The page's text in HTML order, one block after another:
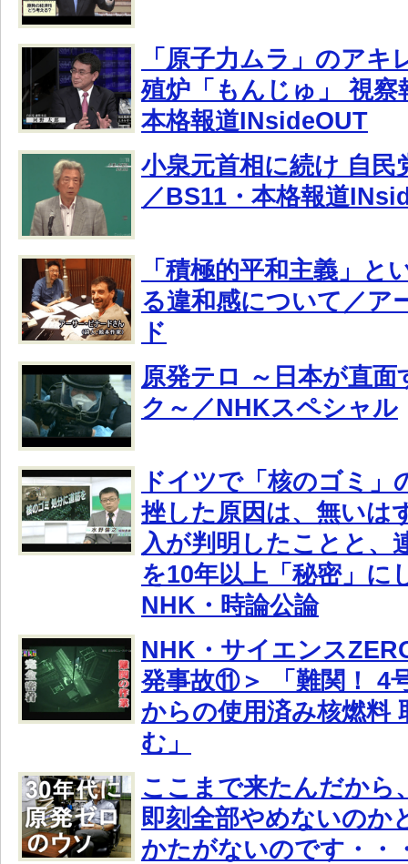
「原子力ムラ」のアキ
殖炉「もんじゅ」 視察
本格報道INsideOUT
小泉元首相に続け 自民
／BS11・本格報道
「積極的平和主義」と
る違和感について／ア
ド
原発テロ ～日本が直
ク～／NHKスペシャル
ドイツで「核のゴミ」
挫した原因は、無いは
入が判明したことと、
を10年以上「秘密」に
NHK・時論公論
NHK・サイエンス
発事故⑪＞ 「難関！ 4
からの使用済み核燃料
む」
ここまで来たんだから
即刻全部やめないのか
かたがないのです・・